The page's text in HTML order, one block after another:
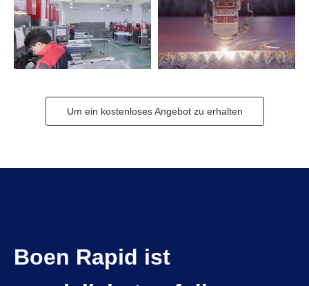
Um ein kostenloses Angebot zu erhalten
Boen Rapid ist